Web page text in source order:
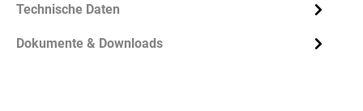
Technische Daten
Dokumente & Downloads